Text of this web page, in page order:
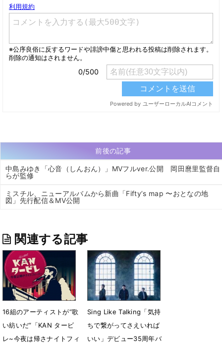
前後の記事
中島みゆき「心音（しんおん）」MVフルver.公開 岡田麿里監督自
らが監修
ミスチル、ニューアルバムから新曲「Fiftyʼs map 〜おとなの地
図」先行配信＆MV公開
関連する記事
16組のアーティストが“歌
い紡いだ”「KAN タービ
レ~今夜は帰さナイトフィ
Sing Like Talking「気持
ちで繋がってさえいれば
いい」デビュー35周年バ